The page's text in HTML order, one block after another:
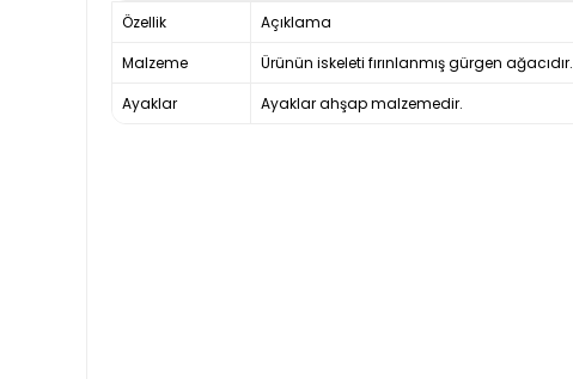
Özellik
Açıklama
Malzeme
Ürünün iskeleti fırınlanmış gürgen ağacıdır.
Ayaklar
Ayaklar ahşap malzemedir.